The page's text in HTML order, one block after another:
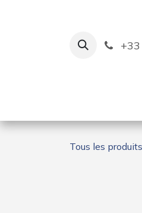
Tous les produits